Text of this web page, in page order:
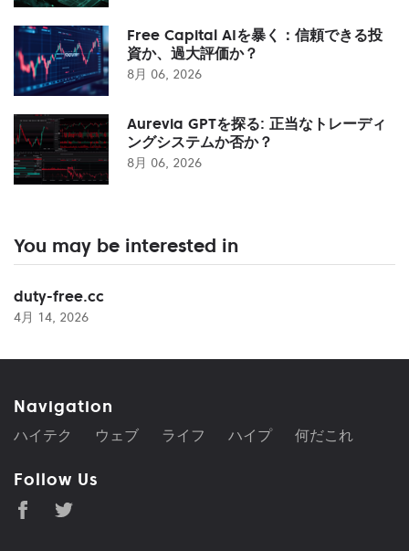
Free Capital AIを暴く：信頼できる投
資か、過大評価か？
8月 06, 2026
Aurevia GPTを探る: 正当なトレーディ
ングシステムか否か？
8月 06, 2026
You may be interested in
duty-free.cc
4月 14, 2026
Navigation
ハイテク ウェブ ライフ ハイプ 何だこれ
Follow Us